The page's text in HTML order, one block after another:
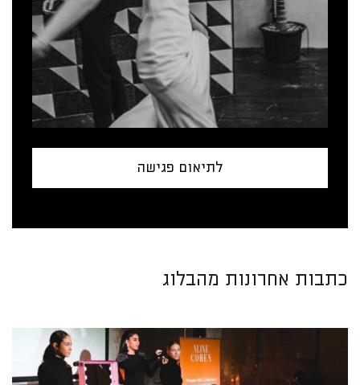
לתיאום פגישה
כתבות אחרונות מהבלוג